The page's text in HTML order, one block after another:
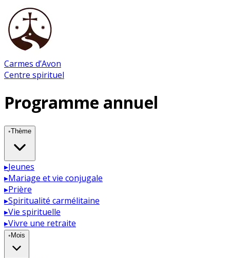
Carmes d’Avon
Centre spirituel
Programme annuel
◦Thème
▸Jeunes
▸Mariage et vie conjugale
▸Prière
▸Spiritualité carmélitaine
▸Vie spirituelle
▸Vivre une retraite
◦ Mois